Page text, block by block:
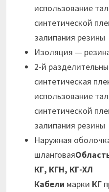
использование
синтетической
залипания резины
Изоляция —
2-й
синтетическая
использование
синтетической
залипания резины
Наружная
шланговая
КГ, КГН, КГ-ХЛ
Кабели марки КГ